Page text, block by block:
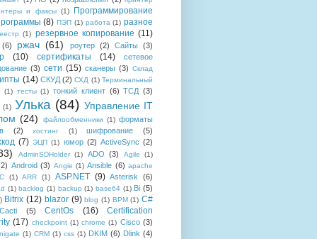
и факсы (1)
Программирование
(8) ПЭП (1) работа (1) разное
(1) резервное копирование (11)
(6) ржач (61) роутер (2) Сайты (3)
(10) сертификаты (14)
сетевое
(3) сети (15) сканеры (3) Склад
(14) СКУД (2) СХД (1) Терминальный
(1) тесты (1) тонкий клиент (6) ТСД (3)
(1) Улька (84) Управление IT
(24) файлообменники (1) форматы
(2) хостинг (1) шифрование (5)
(7) ЭЦП (1) юмор (2) ActiveSync (2)
AdminSDHolder (1) ADO (3) Agile (1)
Android (3) Angie (1) Ansible (6) apache
(1) ARR (1) ASP.NET (9) Asterisk (6)
(1) backlog (1) backup (1) base64 (1) Bi (5)
Bitrix (12) blazor (9) blog (1) BPM (1) C#
Cacti (5) CentOs (16)
Certification
(17) checkpoint (1) chrome (1) Cisco (3)
(1) CRM (1) css (1) DKIM (6) Dlink (4)